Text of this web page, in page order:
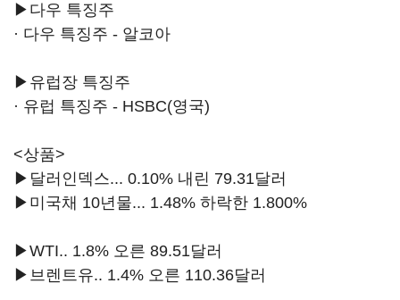
▶다우 특징주
· 다우 특징주 - 알코아
▶유럽장 특징주
· 유럽 특징주 - HSBC(영국)
<상품>
▶달러인덱스... 0.10% 내린 79.31달러
▶미국채 10년물... 1.48% 하락한 1.800%
▶WTI.. 1.8% 오른 89.51달러
▶브렌트유.. 1.4% 오른 110.36달러